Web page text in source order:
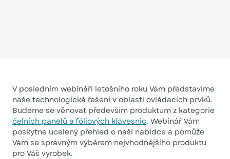
V posledním webináři letošního roku Vám představíme
naše technologická řešení v oblasti ovládacích prvků.
Budeme se věnovat především produktům z kategorie
čelních panelů a fóliových klávesnic. Webinář Vám
poskytne ucelený přehled o naší nabídce a pomůže
Vám se správným výběrem nejvhodnějšího produktu
pro Váš výrobek.